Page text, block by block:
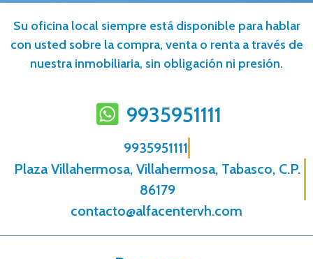
Su oficina local siempre está disponible para hablar
con usted sobre la compra, venta o renta a través de
nuestra inmobiliaria, sin obligación ni presión.
9935951111
9935951111
Plaza Villahermosa, Villahermosa, Tabasco, C.P.
86179
contacto@alfacentervh.com